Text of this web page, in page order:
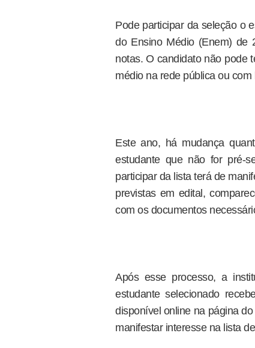
Pode participar da seleção o
do Ensino Médio (Enem) de
notas. O candidato não pode
médio na rede pública ou
Este ano, há mudança
estudante que não for pré-
participar da lista terá de
previstas em edital,
com os documentos
Após esse processo, a
estudante selecionado
disponível online na página
manifestar interesse na lista